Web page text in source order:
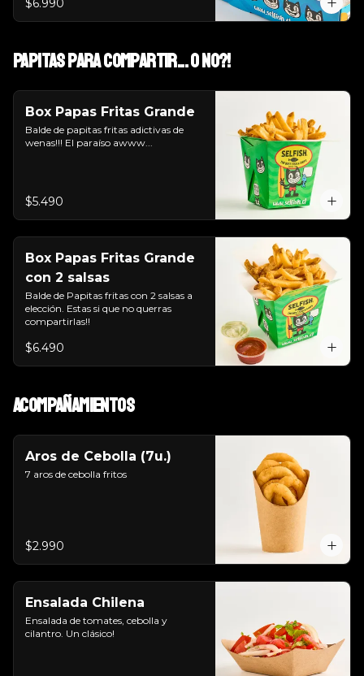
$6.990
Papitas para Compartir... o NO?!
Box Papas Fritas Grande
Balde de papitas fritas adictivas de
wenas!!! El paraíso awww...
$5.490
Box Papas Fritas Grande
con 2 salsas
Balde de Papitas fritas con 2 salsas a
elección. Estas si que no querras
compartirlas!!
$6.490
Acompañamientos
Aros de Cebolla (7u.)
7 aros de cebolla fritos
$2.990
Ensalada Chilena
Ensalada de tomates, cebolla y
cilantro. Un clásico!